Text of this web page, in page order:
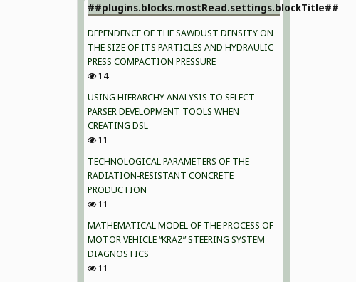
##plugins.blocks.mostRead.settings.blockTitle##
DEPENDENCE OF THE SAWDUST DENSITY ON
THE SIZE OF ITS PARTICLES AND HYDRAULIC
PRESS COMPACTION PRESSURE
14
USING HIERARCHY ANALYSIS TO SELECT
PARSER DEVELOPMENT TOOLS WHEN
CREATING DSL
11
TECHNOLOGICAL PARAMETERS OF THE
RADIATION-RESISTANT CONCRETE
PRODUCTION
11
MATHEMATICAL MODEL OF THE PROCESS OF
MOTOR VEHICLE “KRAZ” STEERING SYSTEM
DIAGNOSTICS
11